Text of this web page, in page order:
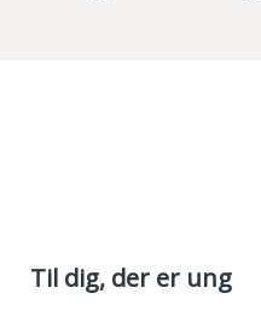
Til dig, der er ung